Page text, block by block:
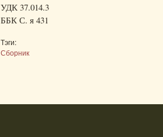
УДК 37.014.3
ББК С. я 431
Тэги:
Сборник